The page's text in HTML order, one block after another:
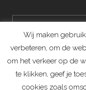
Wij maken
verbeteren, om de
om het verkeer op de
te klikken, geef je
cookies zoals